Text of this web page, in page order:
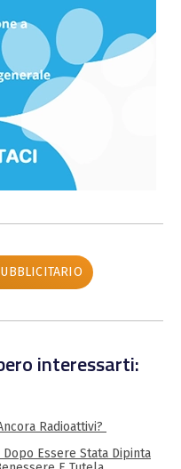
interessarti:
Radioattivi?
Dopo Essere Stata Dipinta